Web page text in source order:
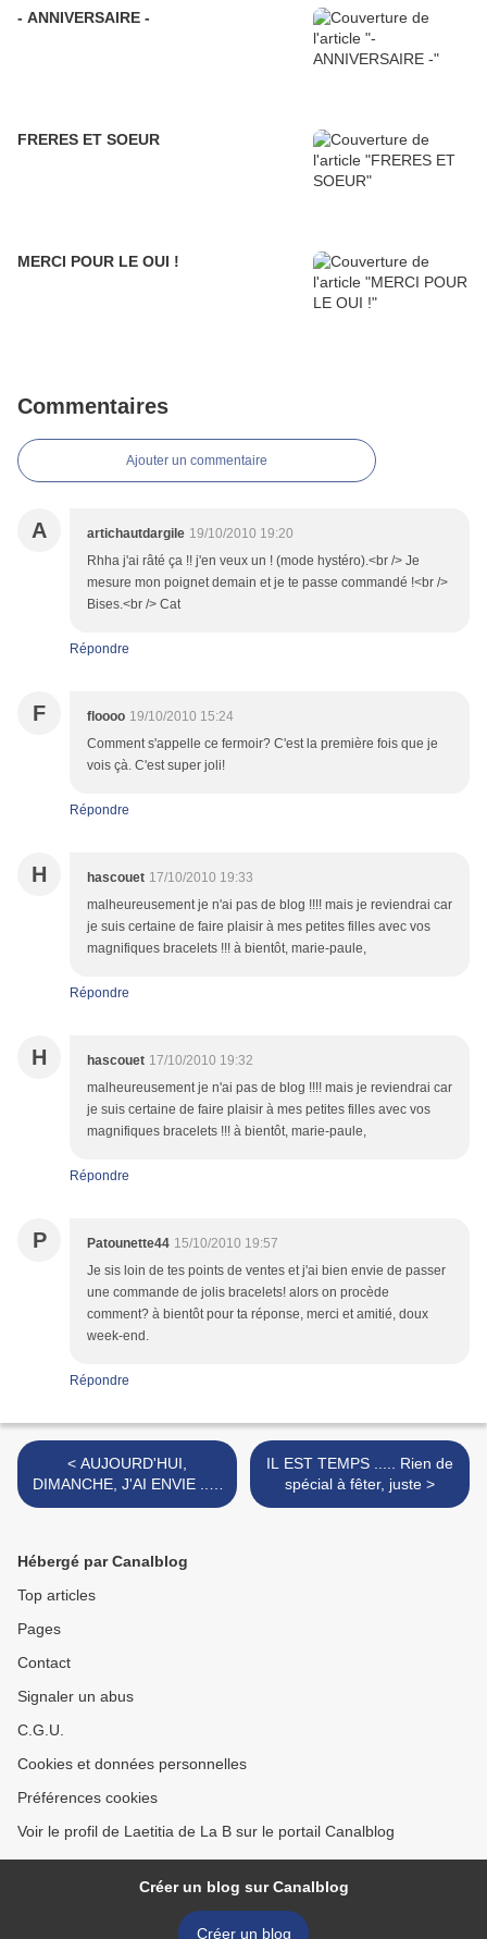
- ANNIVERSAIRE -
FRERES ET SOEUR
MERCI POUR LE OUI !
Commentaires
Ajouter un commentaire
A artichautdargile 19/10/2010 19:20
Rhha j'ai râté ça !! j'en veux un ! (mode hystéro).<br /> Je
mesure mon poignet demain et je te passe commandé !<br />
Bises.<br /> Cat
Répondre
F floooo 19/10/2010 15:24
Comment s'appelle ce fermoir? C'est la première fois que je
vois çà. C'est super joli!
Répondre
H hascouet 17/10/2010 19:33
malheureusement je n'ai pas de blog !!!! mais je reviendrai car
je suis certaine de faire plaisir à mes petites filles avec vos
magnifiques bracelets !!! à bientôt, marie-paule,
Répondre
H hascouet 17/10/2010 19:32
malheureusement je n'ai pas de blog !!!! mais je reviendrai car
je suis certaine de faire plaisir à mes petites filles avec vos
magnifiques bracelets !!! à bientôt, marie-paule,
Répondre
P Patounette44 15/10/2010 19:57
Je sis loin de tes points de ventes et j'ai bien envie de passer
une commande de jolis bracelets! alors on procède
comment? à bientôt pour ta réponse, merci et amitié, doux
week-end.
Répondre
< AUJOURD'HUI,
DIMANCHE, J'AI ENVIE .....
De vous
IL EST TEMPS ..... Rien de
spécial à fêter, juste >
Hébergé par Canalblog
Top articles
Pages
Contact
Signaler un abus
C.G.U.
Cookies et données personnelles
Préférences cookies
Voir le profil de Laetitia de La B sur le portail Canalblog
Créer un blog sur Canalblog
Créer un blog